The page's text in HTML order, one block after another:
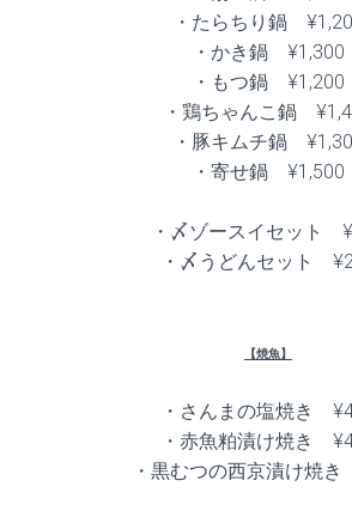
・たらちり鍋
・かき鍋 ¥1,300
・もつ鍋 ¥1,200
・鶏ちゃんこ鍋
・豚キムチ鍋
・寄せ鍋 ¥1,500
・〆ゾースイセット
・〆うどんセット
【焼魚】
・さんまの塩焼き
・赤魚粕漬け焼き
・黒むつの西京漬け焼